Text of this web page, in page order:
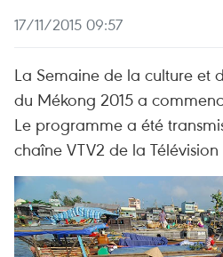
17/11/2015 09:57
La Semaine de la culture et
du Mékong 2015 a
Le programme a été
chaîne VTV2 de la